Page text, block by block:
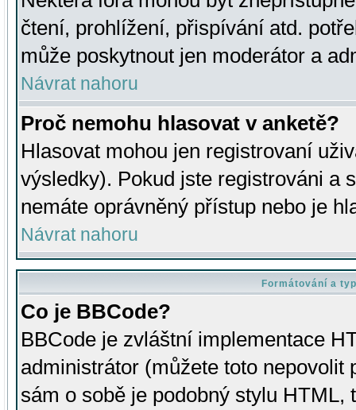
čtení, prohlížení, přispívání atd.
může poskytnout jen moderátor a
Návrat nahoru
Proč nemohu hlasovat v anketě?
Hlasovat mohou jen registrovaní
výsledky). Pokud jste registrováni a
nemáte oprávněný přístup nebo je
Návrat nahoru
Formátování a
Co je BBCode?
BBCode je zvláštní implementace
administrátor (můžete toto
sám o sobě je podobný stylu HTML,